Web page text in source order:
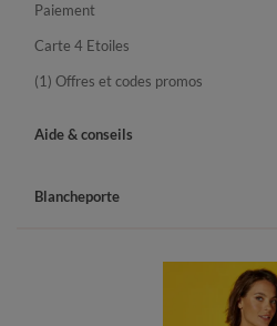
Paiement
Carte 4 Etoiles
(1) Offres et codes promos
Aide & conseils
Blancheporte